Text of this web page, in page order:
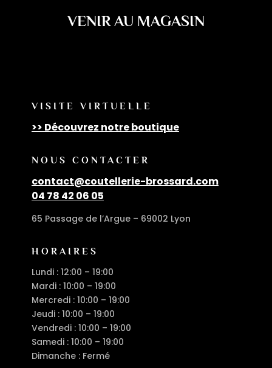
VENIR AU MAGASIN
VISITE VIRTUELLE
>> Découvrez notre boutique
NOUS CONTACTER
contact@coutellerie-brossard.com
04 78 42 06 05
65 Passage de l’Argue – 69002 Lyon
HORAIRES
Lundi : 12:00 – 19:00
Mardi : 10:00 – 19:00
Mercredi : 10:00 – 19:00
Jeudi : 10:00 – 19:00
Vendredi : 10:00 – 19:00
Samedi : 10:00 – 19:00
Dimanche : Fermé